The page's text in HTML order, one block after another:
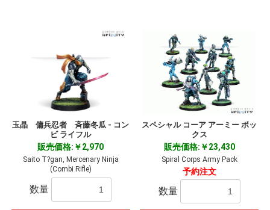
玉晶 傭兵忍者 斉藤冬瓜 - コン
ビ ライフル
販売価格:￥2,970
Saito T?gan, Mercenary Ninja
(Combi Rifle)
数量
スペシャル コーア アーミー ボッ
クス
販売価格:￥23,430
Spiral Corps Army Pack
予約注文
数量